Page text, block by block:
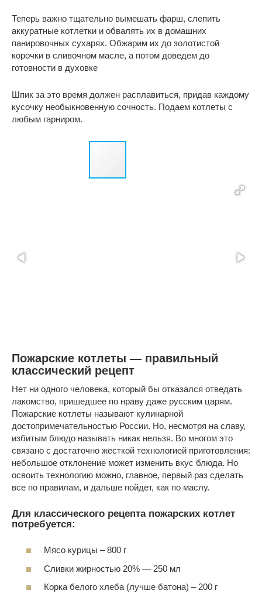
Теперь важно тщательно вымешать фарш, слепить
аккуратные котлетки и обвалять их в домашних
панировочных сухарях. Обжарим их до золотистой
корочки в сливочном масле, а потом доведем до
готовности в духовке
Шпик за это время должен расплавиться, придав каждому
кусочку необыкновенную сочность. Подаем котлеты с
любым гарниром.
Пожарские котлеты — правильный
классический рецепт
Нет ни одного человека, который бы отказался отведать
лакомство, пришедшее по нраву даже русским царям.
Пожарские котлеты называют кулинарной
достопримечательностью России. Но, несмотря на славу,
избитым блюдо называть никак нельзя. Во многом это
связано с достаточно жесткой технологией приготовления:
небольшое отклонение может изменить вкус блюда. Но
освоить технологию можно, главное, первый раз сделать
все по правилам, и дальше пойдет, как по маслу.
Для классического рецепта пожарских котлет
потребуется:
Мясо курицы – 800 г
Сливки жирностью 20% — 250 мл
Корка белого хлеба (лучше батона) – 200 г